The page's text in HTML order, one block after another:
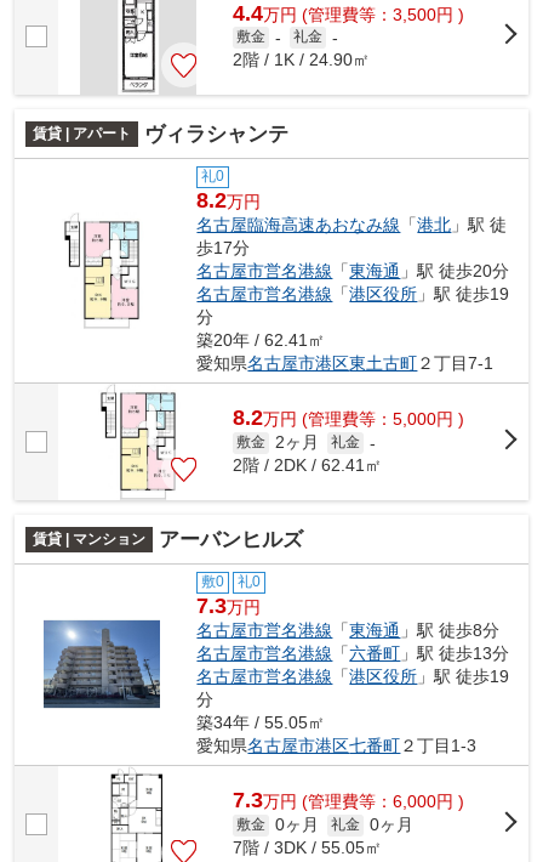
4.4万円 (管理費等：3,500円 )
敷金 - 礼金 -
2階 / 1K / 24.90㎡
賃貸 | アパート ヴィラシャンテ
礼0
8.2万円
名古屋臨海高速あおなみ線 「港北 」駅 徒
歩17分
名古屋市営名港線 「東海通 」駅 徒歩20分
名古屋市営名港線 「港区役所 」駅 徒歩19
分
築20年 / 62.41㎡
愛知県名古屋市港区東土古町２丁目7-1
8.2万円 (管理費等：5,000円 )
敷金 2ヶ月 礼金 -
2階 / 2DK / 62.41㎡
賃貸 | マンション アーバンヒルズ
敷0 礼0
7.3万円
名古屋市営名港線 「東海通 」駅 徒歩8分
名古屋市営名港線 「六番町 」駅 徒歩13分
名古屋市営名港線 「港区役所 」駅 徒歩19
分
築34年 / 55.05㎡
愛知県名古屋市港区七番町２丁目1-3
7.3万円 (管理費等：6,000円 )
敷金 0ヶ月 礼金 0ヶ月
7階 / 3DK / 55.05㎡